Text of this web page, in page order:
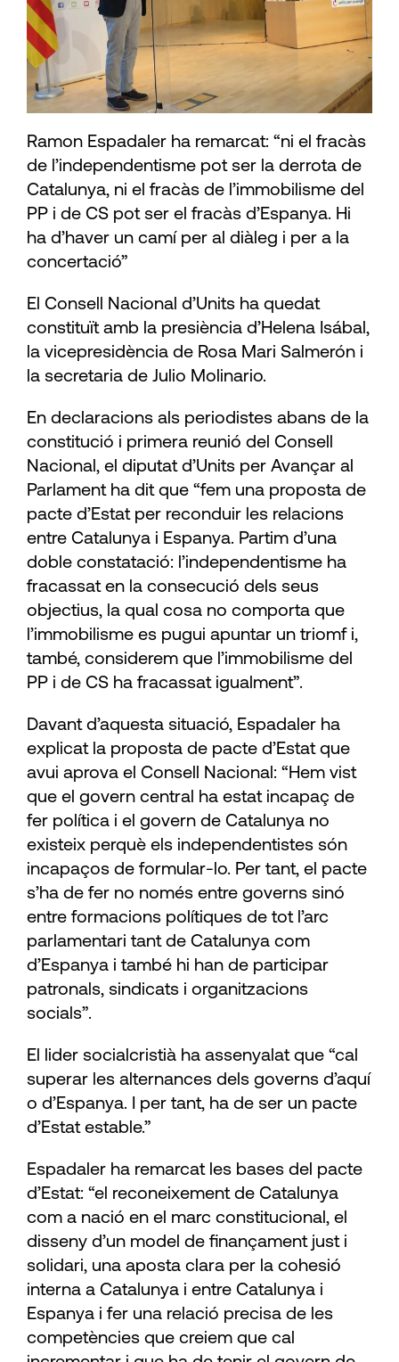
Ramon Espadaler ha remarcat: “ni el fracàs
de l’independentisme pot ser la derrota de
Catalunya, ni el fracàs de l’immobilisme del
PP i de CS pot ser el fracàs d’Espanya. Hi
ha d’haver un camí per al diàleg i per a la
concertació”
El Consell Nacional d’Units ha quedat
constituït amb la presiència d’Helena Isábal,
la vicepresidència de Rosa Mari Salmerón i
la secretaria de Julio Molinario.
En declaracions als periodistes abans de la
constitució i primera reunió del Consell
Nacional, el diputat d’Units per Avançar al
Parlament ha dit que “fem una proposta de
pacte d’Estat per reconduir les relacions
entre Catalunya i Espanya. Partim d’una
doble constatació: l’independentisme ha
fracassat en la consecució dels seus
objectius, la qual cosa no comporta que
l’immobilisme es pugui apuntar un triomf i,
també, considerem que l’immobilisme del
PP i de CS ha fracassat igualment”.
Davant d’aquesta situació, Espadaler ha
explicat la proposta de pacte d’Estat que
avui aprova el Consell Nacional: “Hem vist
que el govern central ha estat incapaç de
fer política i el govern de Catalunya no
existeix perquè els independentistes són
incapaços de formular-lo. Per tant, el pacte
s’ha de fer no només entre governs sinó
entre formacions polítiques de tot l’arc
parlamentari tant de Catalunya com
d’Espanya i també hi han de participar
patronals, sindicats i organitzacions
socials”.
El lider socialcristià ha assenyalat que “cal
superar les alternances dels governs d’aquí
o d’Espanya. I per tant, ha de ser un pacte
d’Estat estable.”
Espadaler ha remarcat les bases del pacte
d’Estat: “el reconeixement de Catalunya
com a nació en el marc constitucional, el
disseny d’un model de finançament just i
solidari, una aposta clara per la cohesió
interna a Catalunya i entre Catalunya i
Espanya i fer una relació precisa de les
competències que creiem que cal